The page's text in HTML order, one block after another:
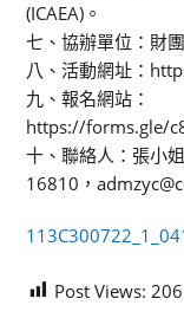
(ICAEA)。
七、協辦單位：財
八、活動網址：
九、報名網站：
https://forms.gle/
十、聯絡人：張小
16810，
Post Views: 206